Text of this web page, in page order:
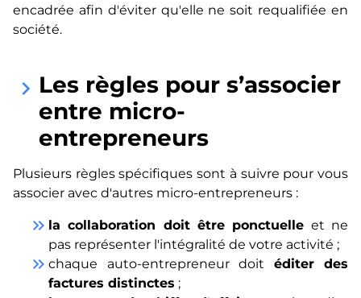
encadrée afin d'éviter qu'elle ne soit requalifiée en
société.
keyboard_arrow_right Les règles pour s’associer
entre micro-
entrepreneurs
Plusieurs règles spécifiques sont à suivre pour vous
associer avec d'autres micro-entrepreneurs :
keyboard_double_arrow_right la collaboration doit être ponctuelle et ne
pas représenter l'intégralité de votre activité ;
keyboard_double_arrow_right chaque auto-entrepreneur doit éditer des
factures distinctes ;